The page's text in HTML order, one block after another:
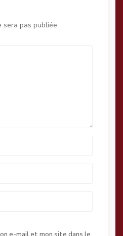
sera pas publiée.